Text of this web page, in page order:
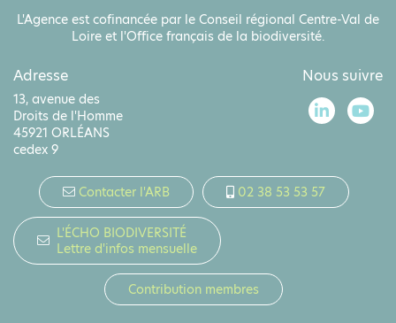
Adresse
13, avenue des
Droits de l'Homme
45921 ORLÉANS
cedex 9
Nous suivre
L'Agence est cofinancée par le Conseil régional Centre-Val de
Loire et l'Office français de la biodiversité.
Contacter l'ARB 02 38 53 53 57
L'ÉCHO BIODIVERSITÉ
Lettre d'infos mensuelle
Contribution membres